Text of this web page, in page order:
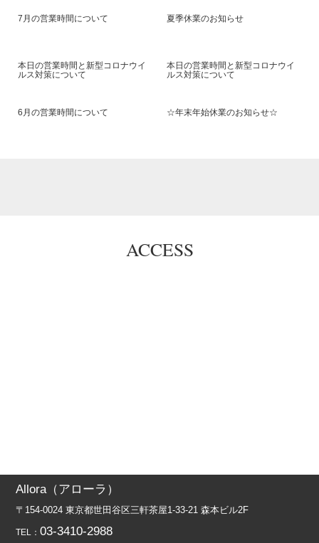
7月の営業時間について 夏季休業のお知らせ
本日の営業時間と新型コロナウイ
ルス対策について
本日の営業時間と新型コロナウイ
ルス対策について
6月の営業時間について ☆年末年始休業のお知らせ☆
ACCESS
Allora（アローラ）
〒154-0024 東京都世田谷区三軒茶屋1-33-21 森本ビル2F
TEL：03-3410-2988